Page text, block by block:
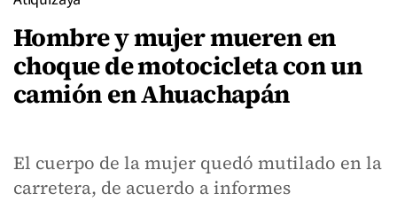
Hombre y mujer mueren en
choque de motocicleta con un
camión en Ahuachapán
El cuerpo de la mujer quedó mutilado en la
carretera, de acuerdo a informes